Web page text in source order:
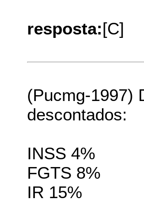
resposta:[C]
(Pucmg-1997)
descontados:
INSS 4%
FGTS 8%
IR 15%